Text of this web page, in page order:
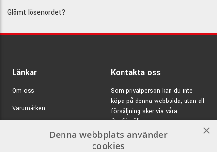
Glömt lösenordet?
Länkar
Om oss
Varumärken
Kontakta oss
Som privatperson kan du inte
köpa på denna webbsida, utan all
försäljning sker via våra
återförsäljare.
E-post:info@emnordic.se
×
Denna webbplats använder
cookies